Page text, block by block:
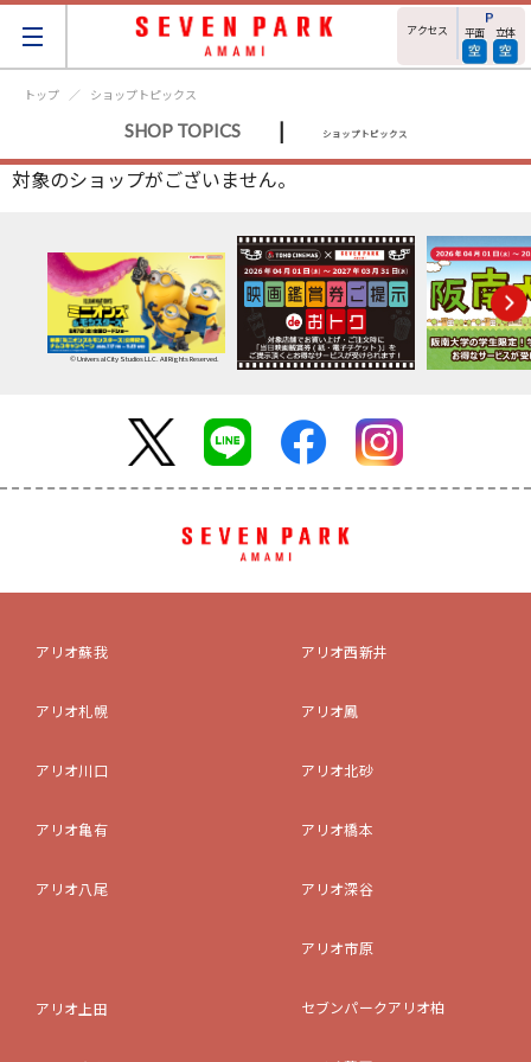
アクセス 平面 立体
トップ ショップトピックス
SHOP TOPICS | ショップトピックス
対象のショップがございません。
© Universal City Studios LLC. All Rights Reserved.
アリオ蘇我
アリオ札幌
アリオ川口
アリオ亀有
アリオ八尾
アリオ上田
アリオ西新井
アリオ鳳
アリオ北砂
アリオ橋本
アリオ深谷
アリオ市原
セブンパークアリオ柏